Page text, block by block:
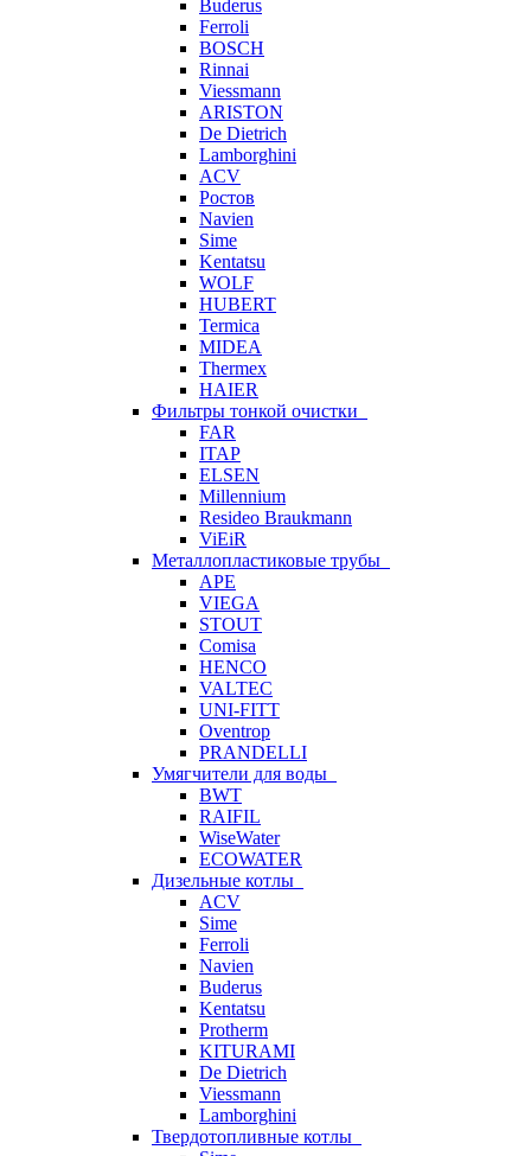
Buderus
Ferroli
BOSCH
Rinnai
Viessmann
ARISTON
De Dietrich
Lamborghini
ACV
Ростов
Navien
Sime
Kentatsu
WOLF
HUBERT
Termica
MIDEA
Thermex
HAIER
Фильтры тонкой очистки
FAR
ITAP
ELSEN
Millennium
Resideo Braukmann
ViEiR
Металлопластиковые трубы
APE
VIEGA
STOUT
Comisa
HENCO
VALTEC
UNI-FITT
Oventrop
PRANDELLI
Умягчители для воды
BWT
RAIFIL
WiseWater
ECOWATER
Дизельные котлы
ACV
Sime
Ferroli
Navien
Buderus
Kentatsu
Protherm
KITURAMI
De Dietrich
Viessmann
Lamborghini
Твердотопливные котлы